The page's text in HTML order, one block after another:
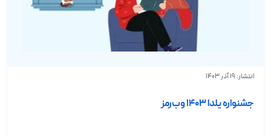
انتشار: 19 آذر 1403
جشنواره یلدا ۱۴۰۳ وب‌رمز